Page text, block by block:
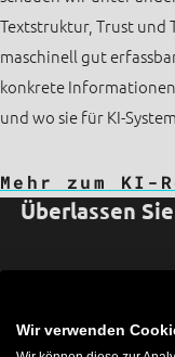
Textstruktur, Trust und
maschinell gut
konkrete
und wo sie für KI-
Mehr zum KI-
Überlassen
Systeme
Wir verwenden